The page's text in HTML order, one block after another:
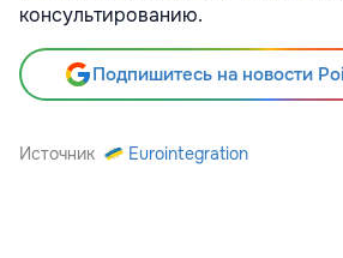
консультированию.
Подпишитесь на новости
Источник Eurointegration